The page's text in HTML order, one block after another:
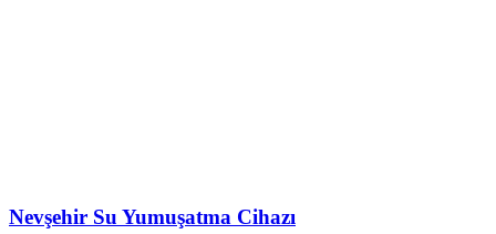
Nevşehir Su Yumuşatma Cihazı